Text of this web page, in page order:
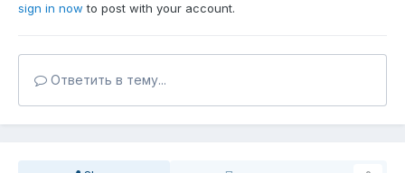
sign in now to post with your account.
Ответить в тему...